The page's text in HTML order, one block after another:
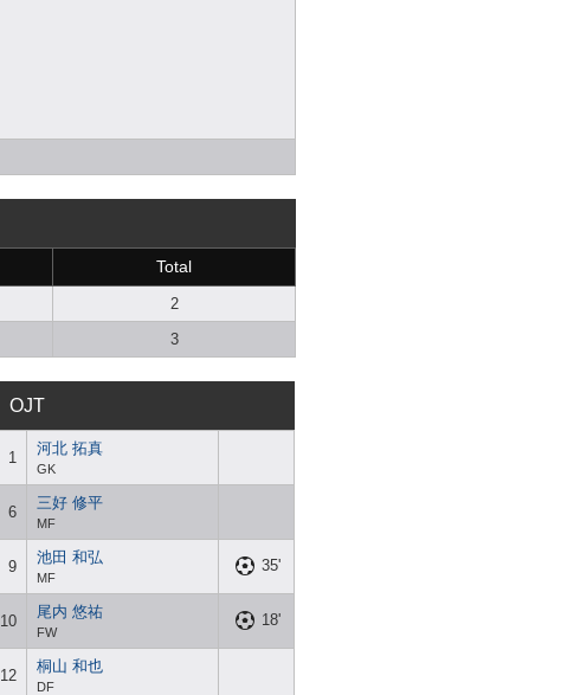
Total
2
3
OJT
1
河北 拓真
GK
6
三好 修平
MF
9
池田 和弘
MF
35'
10
尾内 悠祐
FW
18'
12
桐山 和也
DF